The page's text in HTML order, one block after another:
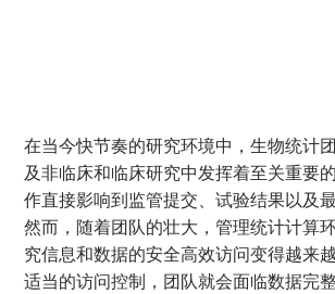
在当今快节奏的研究环境中，生物统计
及非临床和临床研究中发挥着至关重要
作直接影响到监管提交、试验结果以及
然而，随着团队的壮大，管理统计计算
究信息和数据的安全高效访问变得越来越
适当的访问控制，团队就会面临数据完